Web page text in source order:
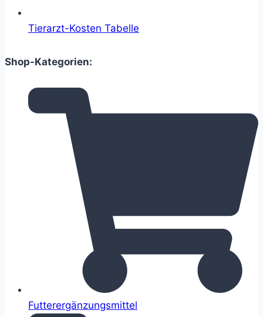
Tierarzt-Kosten Tabelle
Shop-Kategorien:
Futterergänzungsmittel